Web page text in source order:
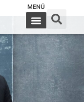
MENÚ